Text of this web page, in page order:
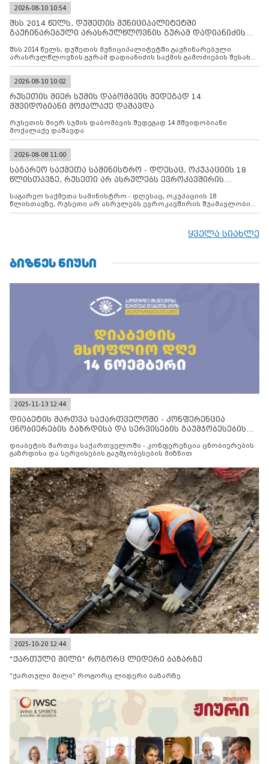
2026-08-10 10:54
შსს 2014 წელს, დუშეთის მუნიციპალიტეტში
გაუჩინარებული არასრულწლოვნის გურამ დადიანიძის
შსს 2014 წელს, დუშეთის მუნიციპალიტეტში გაუჩინარებული
არასრულწლოვნის გურამ დადიანიძის საქმის გამოძიების შესახებ
ინფორმაციას ავრცელებს
2026-08-10 10:02
რუსეთის მიერ სუმის დაბომბვის შედეგად 14
მშვიდობიანი მოქალაქე დაშავდა
რუსეთის მიერ სუმის დაბომბვის შედეგად 14 მშვიდობიანი
მოქალაქე დაშავდა
2026-08-08 11:00
საგარეო საქმეთა სამინისტრო - დღესაც, ოკუპაციის 18
წლისთავზე, რუსეთი არ ასრულებს ევროკავშირის
საგარეო საქმეთა სამინისტრო - დღესაც, ოკუპაციის 18
წლისთავზე, რუსეთი არ ასრულებს ევროკავშირის შუამავლობით
დადებულ 2008 წლის 12 აგვისტოს ცეცხლის შეწყვეტის
მილიტარიზაციის პროცესს და აქტიურად დგამს ნაბიჯებს მათი
ყველა სიახლე
ᲑᲘᲖᲜᲔᲡ ᲜᲘᲣᲡᲘ
2025-11-13 12:44
დიაბეტის მართვა საქართველოში - კონფერენცია
ცნობიერების გაზრდისა და სერვისების გაუმჯობესების
დიაბეტის მართვა საქართველოში - კონფერენცია ცნობიერების
გაზრდისა და სერვისების გაუმჯობესების მიზნით
2025-10-20 12:44
“ქართული მილი” როგორც ლიდერი ბაზარზე
“ქართული მილი” როგორც ლიდერი ბაზარზე